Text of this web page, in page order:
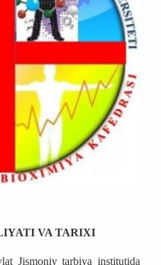
VA TARIXI
Jismoniy tarbiya institutida